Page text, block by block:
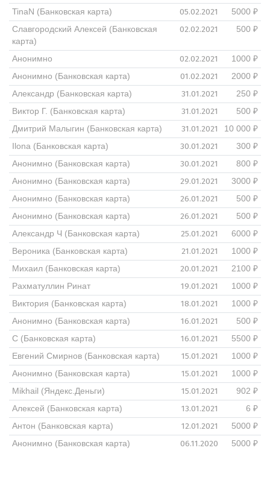
TinaN (Банковская карта)
05.02.2021
5000 ₽
Славгородский Алексей (Банковская
карта)
02.02.2021 500 ₽
Анонимно 02.02.2021
1000 ₽
Анонимно (Банковская карта)
01.02.2021
2000 ₽
Александр (Банковская карта)
31.01.2021
250 ₽
Виктор Г. (Банковская карта)
31.01.2021
500 ₽
Дмитрий Малыгин (Банковская карта)
31.01.2021
10 000 ₽
Ilona (Банковская карта)
30.01.2021
300 ₽
Анонимно (Банковская карта)
30.01.2021
800 ₽
Анонимно (Банковская карта)
29.01.2021
3000 ₽
Анонимно (Банковская карта)
26.01.2021
500 ₽
Анонимно (Банковская карта)
26.01.2021
500 ₽
Александр Ч (Банковская карта)
25.01.2021
6000 ₽
Вероника (Банковская карта)
21.01.2021
1000 ₽
Михаил (Банковская карта)
20.01.2021
2100 ₽
Рахматуллин Ринат
19.01.2021
1000 ₽
Виктория (Банковская карта)
18.01.2021
1000 ₽
Анонимно (Банковская карта)
16.01.2021
500 ₽
С (Банковская карта)
16.01.2021
5500 ₽
Евгений Смирнов (Банковская карта)
15.01.2021
1000 ₽
Анонимно (Банковская карта)
15.01.2021
1000 ₽
Mikhail (Яндекс.Деньги)
15.01.2021
902 ₽
Алексей (Банковская карта)
13.01.2021
6 ₽
Антон (Банковская карта)
12.01.2021
5000 ₽
Анонимно (Банковская карта)
06.11.2020 5000 ₽